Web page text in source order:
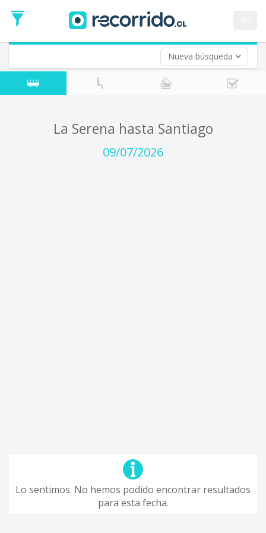
Nueva búsqueda
de
Ida
Vuelta (opcional)
Fecha
de
La Serena hasta Santiago
09/07/2026
Lo sentimos. No hemos podido encontrar resultados
para esta fecha.